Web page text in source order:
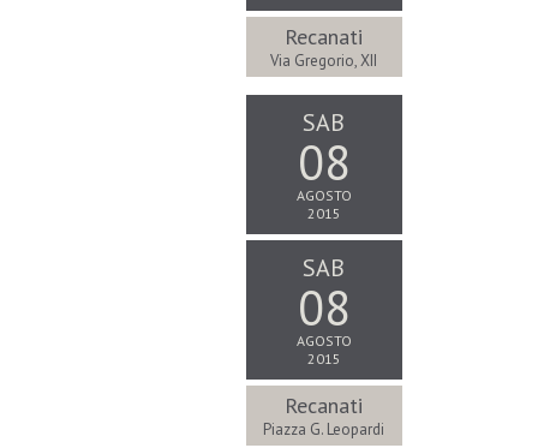
Recanati
Via Gregorio, XII
SAB
08
AGOSTO
2015
SAB
08
AGOSTO
2015
Recanati
Piazza G. Leopardi